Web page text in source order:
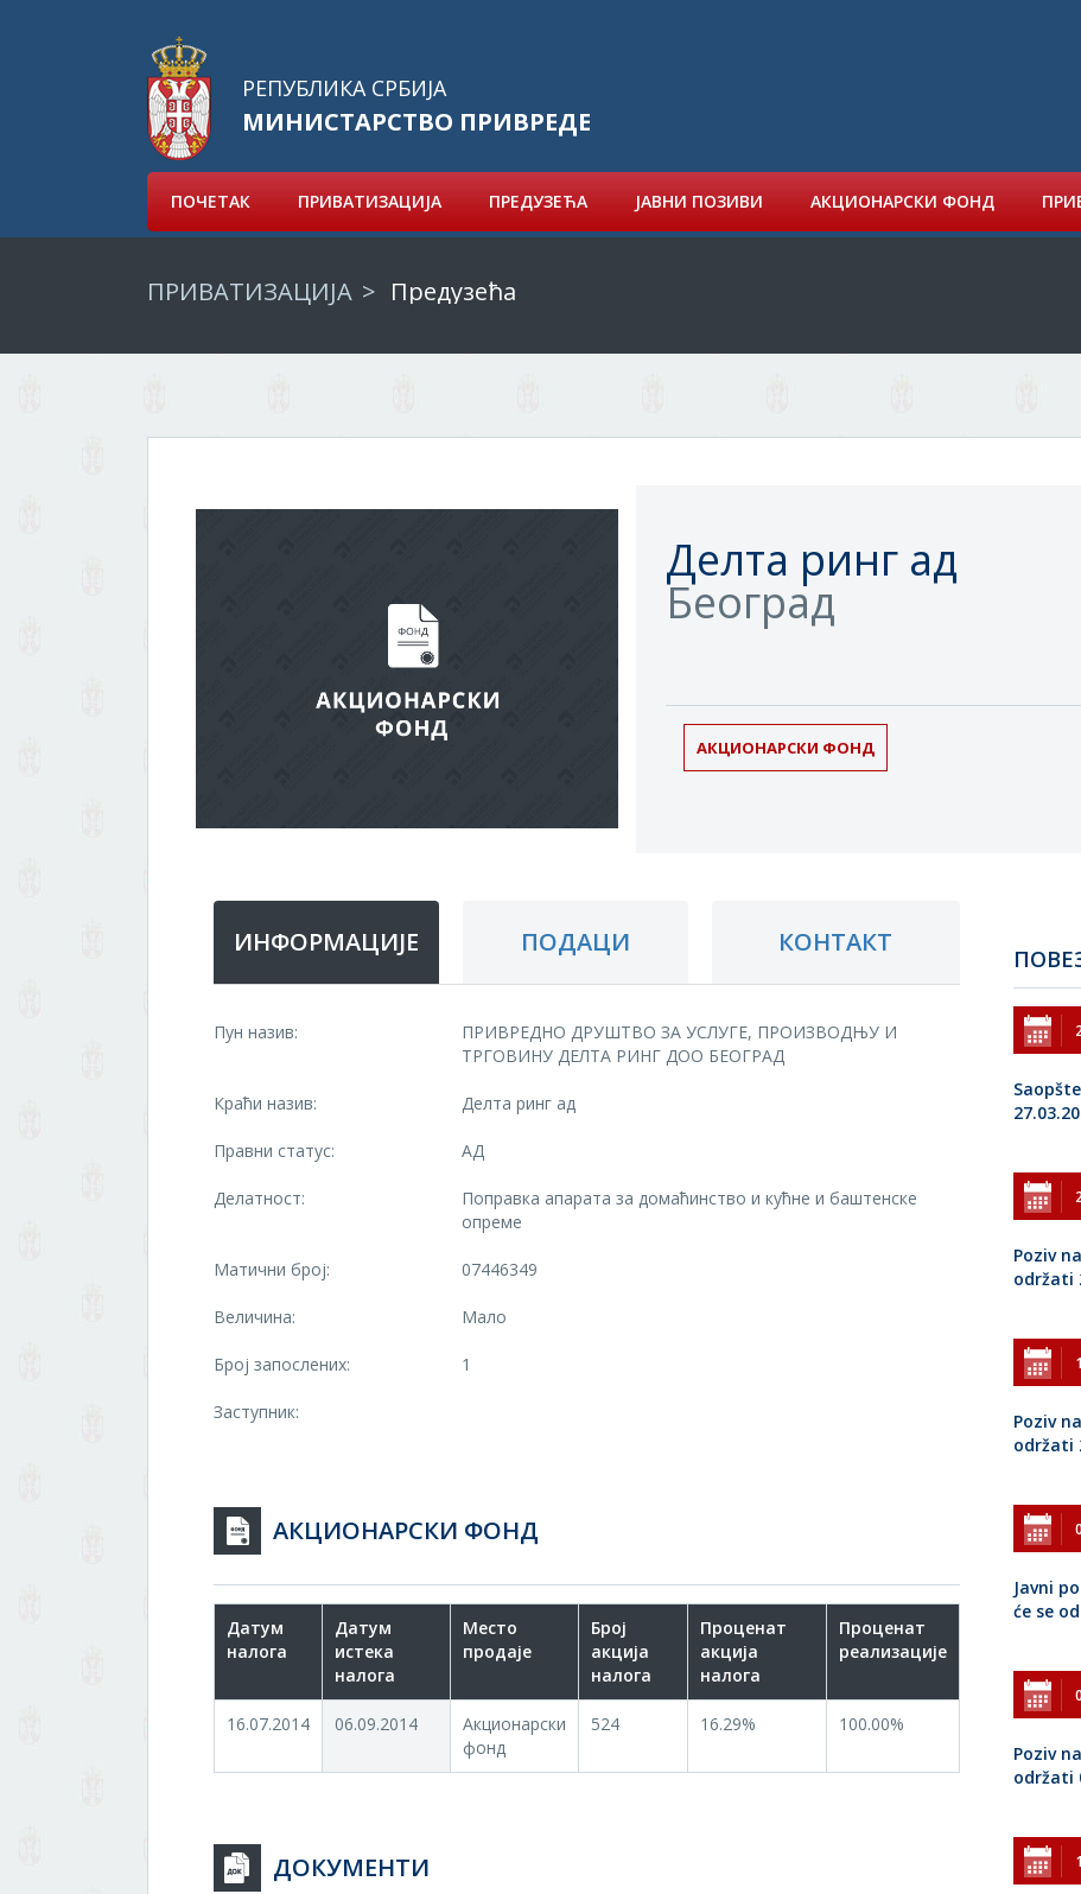
РЕПУБЛИКА СРБИЈА
МИНИСТАРСТВО ПРИВРЕДЕ
ПОЧЕТАК ПРИВАТИЗАЦИЈА ПРЕДУЗЕЋА ЈАВНИ ПОЗИВИ АКЦИОНАРСКИ ФОНД
ПРИВАТИЗАЦИЈА Предузећа
Делта ринг ад
Београд
АКЦИОНАРСКИ ФОНД
ИНФОРМАЦИЈЕ ПОДАЦИ КОНТАКТ
Пун назив:
ПРИВРЕДНО ДРУШТВО ЗА УСЛУГЕ, ПРОИЗВОДЊУ И
ТРГОВИНУ ДЕЛТА РИНГ ДОО БЕОГРАД
Краћи назив: Делта ринг ад
Правни статус: АД
Делатност:
Поправка апарата за домаћинство и кућне и баштенске
опреме
Матични број: 07446349
Величина: Мало
Број запослених: 1
Заступник:
АКЦИОНАРСКИ ФОНД
Датум
налога
Датум
истека
налога
Место
продаје
Број
акција
налога
Проценат
акција
налога
Проценат
реализације
16.07.2014 06.09.2014
Акционарски
фонд
524 16.29% 100.00%
ДОКУМЕНТИ
Poziv
održati
Poziv
održati
Javni
će se
Poziv
održati